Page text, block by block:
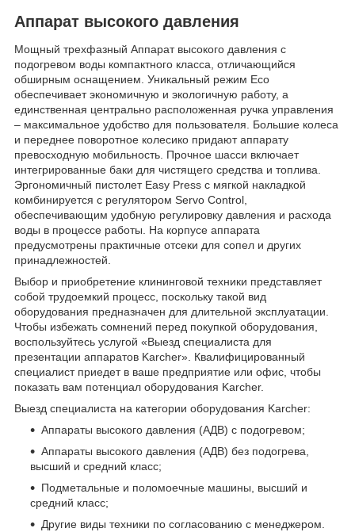
Аппарат высокого давления
Мощный трехфазный Аппарат высокого давления с
подогревом воды компактного класса, отличающийся
обширным оснащением. Уникальный режим Eco
обеспечивает экономичную и экологичную работу, а
единственная центрально расположенная ручка управления
– максимальное удобство для пользователя. Большие колеса
и переднее поворотное колесико придают аппарату
превосходную мобильность. Прочное шасси включает
интегрированные баки для чистящего средства и топлива.
Эргономичный пистолет Easy Press с мягкой накладкой
комбинируется с регулятором Servo Control,
обеспечивающим удобную регулировку давления и расхода
воды в процессе работы. На корпусе аппарата
предусмотрены практичные отсеки для сопел и других
принадлежностей.
Выбор и приобретение клининговой техники представляет
собой трудоемкий процесс, поскольку такой вид
оборудования предназначен для длительной эксплуатации.
Чтобы избежать сомнений перед покупкой оборудования,
воспользуйтесь услугой «Выезд специалиста для
презентации аппаратов Karcher». Квалифицированный
специалист приедет в ваше предприятие или офис, чтобы
показать вам потенциал оборудования Karcher.
Выезд специалиста на категории оборудования Karcher:
Аппараты высокого давления (АДВ) с подогревом;
Аппараты высокого давления (АДВ) без подогрева,
высший и средний класс;
Подметальные и поломоечные машины, высший и
средний класс;
Другие виды техники по согласованию с менеджером.